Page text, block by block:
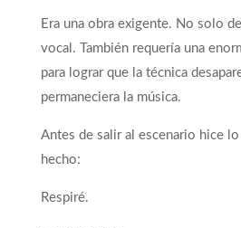
Era una obra exigente. No solo
vocal. También requería una
para lograr que la técnica
permaneciera la música.
Antes de salir al escenario hice
hecho:
Respiré.